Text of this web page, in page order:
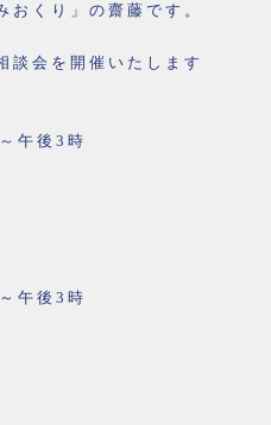
おくり」の齋藤です。
談会を開催いたします
午後3時
午後3時